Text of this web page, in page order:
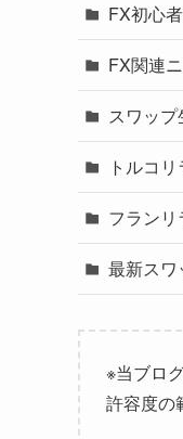
FX初心
FX関連
スワッ
トルコ
フランリ
最新スワ
※当ブロ
許容度の